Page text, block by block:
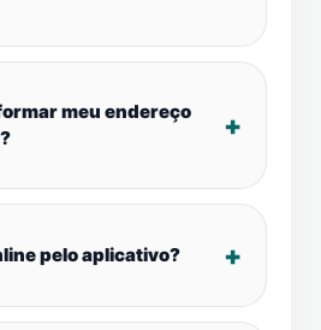
meu endereço
pelo aplicativo?